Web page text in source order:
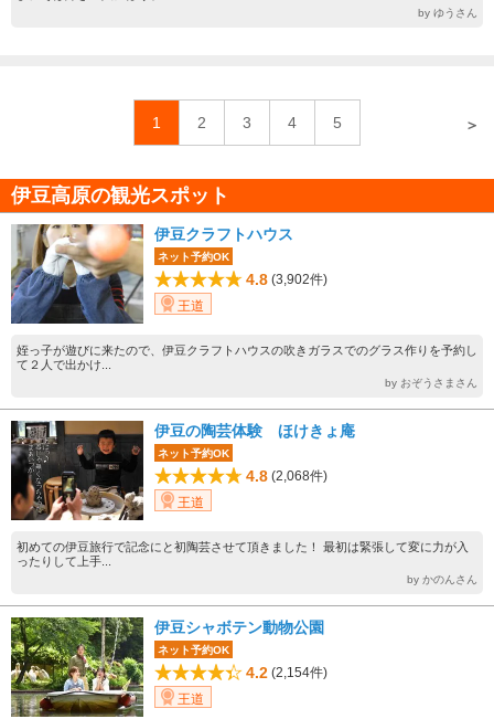
by ゆうさん
1 2 3 4 5 ＞
伊豆高原の観光スポット
伊豆クラフトハウス
ネット予約OK
4.8 (3,902件)
王道
姪っ子が遊びに来たので、伊豆クラフトハウスの吹きガラスでのグラス作りを予約し
て２人で出かけ...
by おぞうさまさん
伊豆の陶芸体験 ほけきょ庵
ネット予約OK
4.8 (2,068件)
王道
初めての伊豆旅行で記念にと初陶芸させて頂きました！ 最初は緊張して変に力が入
ったりして上手...
by かのんさん
伊豆シャボテン動物公園
ネット予約OK
4.2 (2,154件)
王道